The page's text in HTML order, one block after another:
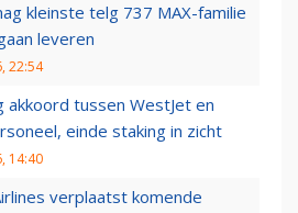
kleinste telg 737 MAX-familie
leveren
22:54
akkoord tussen WestJet en
einde staking in zicht
14:40
verplaatst komende